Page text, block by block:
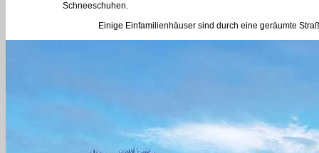
Schneeschuhen.
Einige Einfamilienhäuser sind durch eine geräumte